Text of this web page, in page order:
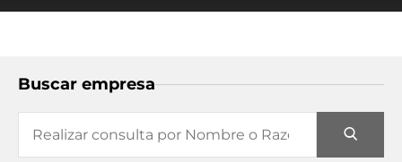
Buscar empresa